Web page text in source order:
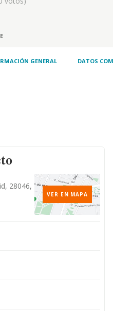
GENERAL DATOS
28046,
VER EN MAPA